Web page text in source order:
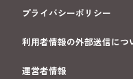
プライバシーポリシー
利用者情報の外部送信につ
運営者情報